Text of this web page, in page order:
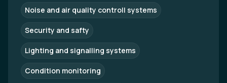
Noise and air quality controll systems
Security and safty
Lighting and signalling systems
Condition monitoring